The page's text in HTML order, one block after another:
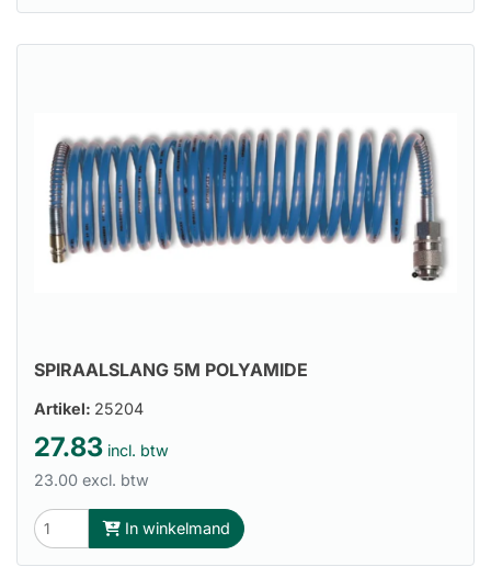
SPIRAALSLANG 5M POLYAMIDE
Artikel: 25204
27.83 incl. btw
23.00 excl. btw
In winkelmand